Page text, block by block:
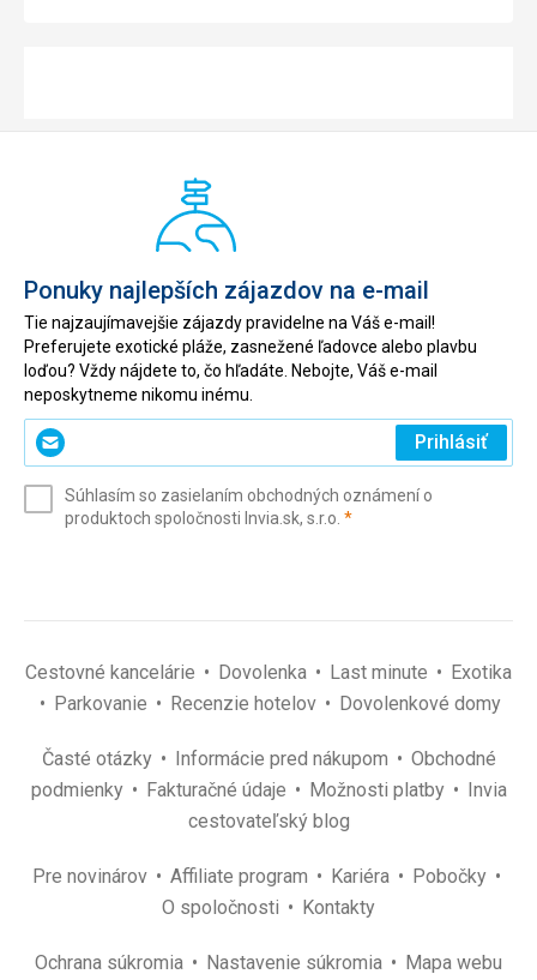
Ponuky najlepších zájazdov na e-mail
Tie najzaujímavejšie zájazdy pravidelne na Váš e-mail!
Preferujete exotické pláže, zasnežené ľadovce alebo plavbu
loďou? Vždy nájdete to, čo hľadáte. Nebojte, Váš e-mail
neposkytneme nikomu inému.
Zadajte
svoj
(povinné)
Prihlásiť
Súhlasím so zasielaním obchodných oznámení o
produktoch spoločnosti Invia.sk, s.r.o. *(povinné)
Cestovné kancelárie Dovolenka Last minute
Exotika
Parkovanie
Recenzie hotelov Dovolenkové domy
Časté otázky Informácie pred nákupom
Obchodné
podmienky
Fakturačné údaje Možnosti platby
Invia
cestovateľský blog
Pre novinárov Affiliate program Kariéra
Pobočky
O spoločnosti
Kontakty
Ochrana súkromia Nastavenie súkromia Mapa webu